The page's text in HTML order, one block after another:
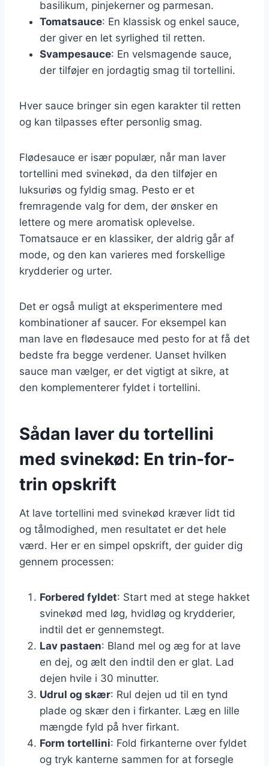
basilikum, pinjekerner og parmesan.
Tomatsauce: En klassisk og enkel sauce,
der giver en let syrlighed til retten.
Svampesauce: En velsmagende sauce,
der tilføjer en jordagtig smag til tortellini.
Hver sauce bringer sin egen karakter til retten
og kan tilpasses efter personlig smag.
Flødesauce er især populær, når man laver
tortellini med svinekød, da den tilføjer en
luksuriøs og fyldig smag. Pesto er et
fremragende valg for dem, der ønsker en
lettere og mere aromatisk oplevelse.
Tomatsauce er en klassiker, der aldrig går af
mode, og den kan varieres med forskellige
krydderier og urter.
Det er også muligt at eksperimentere med
kombinationer af saucer. For eksempel kan
man lave en flødesauce med pesto for at få det
bedste fra begge verdener. Uanset hvilken
sauce man vælger, er det vigtigt at sikre, at
den komplementerer fyldet i tortellini.
Sådan laver du tortellini
med svinekød: En trin-for-
trin opskrift
At lave tortellini med svinekød kræver lidt tid
og tålmodighed, men resultatet er det hele
værd. Her er en simpel opskrift, der guider dig
gennem processen:
Forbered fyldet: Start med at stege hakket
svinekød med løg, hvidløg og krydderier,
indtil det er gennemstegt.
Lav pastaen: Bland mel og æg for at lave
en dej, og ælt den indtil den er glat. Lad
dejen hvile i 30 minutter.
Udrul og skær: Rul dejen ud til en tynd
plade og skær den i firkanter. Læg en lille
mængde fyld på hver firkant.
Form tortellini: Fold firkanterne over fyldet
og tryk kanterne sammen for at forsegle